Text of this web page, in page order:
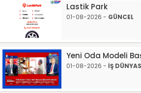
Lastik Park
01-08-2026 - GÜNCEL
Yeni Oda Modeli
01-08-2026 - İŞ